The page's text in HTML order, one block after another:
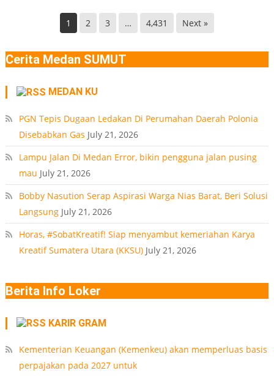
Ledakan
Rumah
Medan
1 2 3 … 4,431 Next »
Cerita Medan SUMUT
MEDAN KU
PGN Tepis Dugaan Ledakan Di Perumahan Daerah Polonia
Disebabkan Gas July 21, 2026
Lampu Jalan Di Medan Error, bikin pengguna jalan pusing
mau July 21, 2026
Bobby Nasution Serap Aspirasi Warga Nias Barat, Beri Solusi
Langsung July 21, 2026
Horas, #SobatKreatif! Siap menyambut kemeriahan Karya
Kreatif Sumatera Utara (KKSU) July 21, 2026
Berita Info Loker
KARIR GRAM
Kementerian Keuangan (Kemenkeu) akan memperluas basis
perpajakan pada 2027 untuk